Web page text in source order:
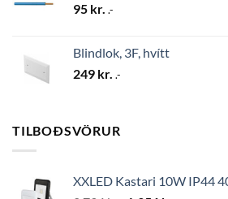
95 kr. .-
Blindlok, 3F, hvítt
249 kr. .-
TILBOÐSVÖRUR
XXLED Kastari 10W IP44